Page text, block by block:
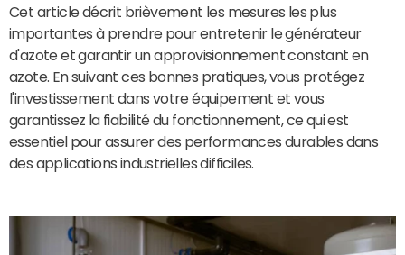
Cet article décrit brièvement les mesures les plus
importantes à prendre pour entretenir le générateur
d'azote et garantir un approvisionnement constant en
azote. En suivant ces bonnes pratiques, vous protégez
l'investissement dans votre équipement et vous
garantissez la fiabilité du fonctionnement, ce qui est
essentiel pour assurer des performances durables dans
des applications industrielles difficiles.